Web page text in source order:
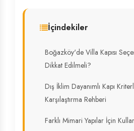
İçindekiler
Boğazköy'de Villa Kapısı
Dikkat Edilmeli?
Dış İklim Dayanımlı Kapı
Karşılaştırma Rehberi
Farklı Mimari Yapılar İçin